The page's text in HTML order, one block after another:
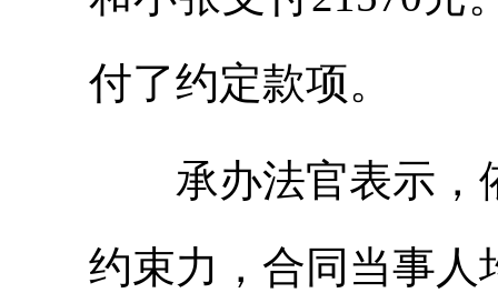
付了约定款项。
承办法官表示，
约束力，合同当事人